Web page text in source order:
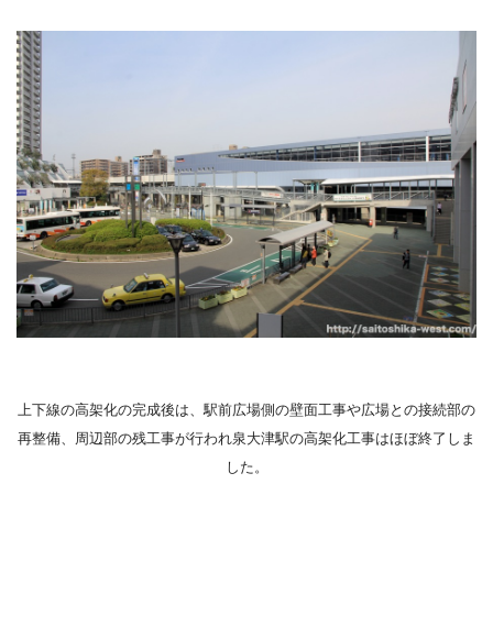
上下線の高架化の完成後は、駅前広場側の壁面工事や広場との接続部の
再整備、周辺部の残工事が行われ泉大津駅の高架化工事はほぼ終了しま
した。